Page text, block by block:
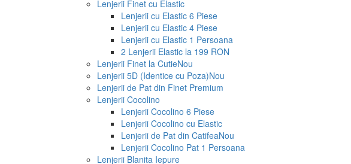
Lenjerii Finet cu Elastic
Lenjerii cu Elastic 6 Piese
Lenjerii cu Elastic 4 Piese
Lenjerii cu Elastic 1 Persoana
2 Lenjerii Elastic la 199 RON
Lenjerii Finet la CutieNou
Lenjerii 5D (Identice cu Poza)Nou
Lenjerii de Pat din Finet Premium
Lenjerii Cocolino
Lenjerii Cocolino 6 Piese
Lenjerii Cocolino cu Elastic
Lenjerii de Pat din CatifeaNou
Lenjerii Cocolino Pat 1 Persoana
Lenjerii Blanita Iepure